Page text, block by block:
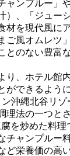
ャンプルー」
）、「ジュー
材を現代風に
ご風オムレツ
とのない豊富
り、ホテル館
ができるよう
理法の一つと
を炒めた料
チャンプルー
ど栄養価の高